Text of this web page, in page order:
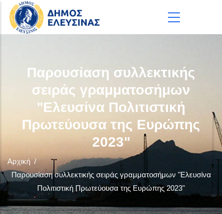
Παράκαμψη προς το κυρίως περιεχόμενο
Παρουσίαση συλλεκτικής
σειράς γραμματοσήμων
"Ελευσίνα Πολιτιστική
Πρωτεύουσα της Ευρώπης
2023"
Αρχική /
Παρουσίαση συλλεκτικής σειράς γραμματοσήμων "Ελευσίνα
Πολιτιστική Πρωτεύουσα της Ευρώπης 2023"